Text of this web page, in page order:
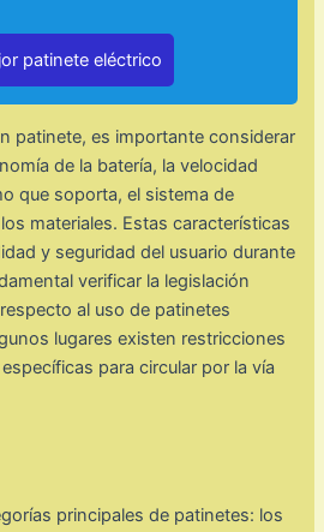
patinete eléctrico
patinete, es importante considerar
de la batería, la velocidad
que soporta, el sistema de
materiales. Estas características
y seguridad del usuario durante
verificar la legislación
al uso de patinetes
lugares existen restricciones
para circular por la vía
principales de patinetes: los